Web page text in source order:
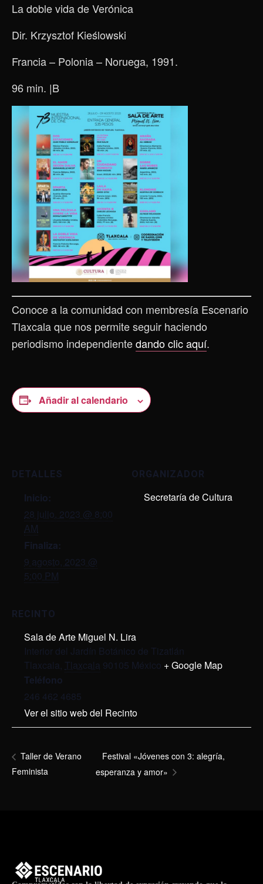
La doble vida de Verónica
Dir. Krzysztof Kieślowski
Francia – Polonia – Noruega, 1991.
96 min. |B
Conoce a la comunidad con membresía Escenario
Tlaxcala que nos permite seguir haciendo
periodismo independientedando clic aquí.
Añadir al calendario
DETALLES
Inicio:
28 julio, 2023 @ 8:00
AM
Finaliza:
9 agosto, 2023 @
5:00 PM
RECINTO
Sala de Arte Miguel N. Lira
Interior del Jardín Botánico de Tizatlán
Tlaxcala, Tlaxcala 90105 México + Google Map
Teléfono
246 462 4685
Ver el sitio web del Recinto
ORGANIZADOR
Secretaría de Cultura
Taller de Verano
Feminista
Festival «Jóvenes con 3: alegría,
esperanza y amor»